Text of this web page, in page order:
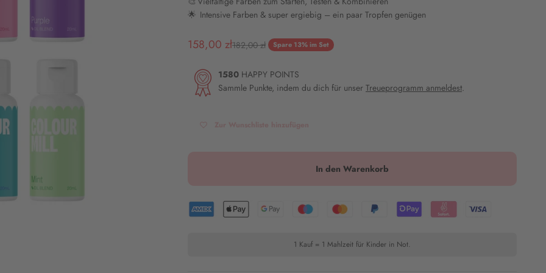
🌟 Intensive Farben & super ergiebig – ein paar Tropfen genügen
Angebot
158,00 złRegulärer Preis
182,00 zł Spare 13% im Set
1580 HAPPY POINTS
Sammle Punkte, indem du dich für unser Treueprogramm anmeldest.
In den Warenkorb
1 Kauf = 1 Mahlzeit für Kinder in Not.